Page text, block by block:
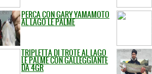
PERCA CON GARY YAMAMOTO
AL LAGO LE PALME
TRIPLETTA DI TROTE AL LAGO
LE PALME CON GALLEGGIANTE
DA 4GR